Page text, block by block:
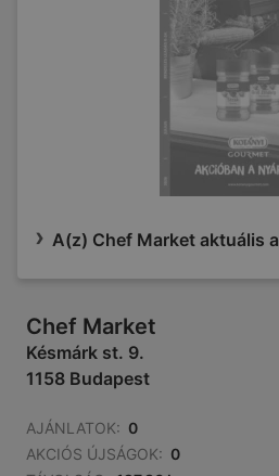
A(z) Chef Market aktuális
Chef Market
Késmárk st. 9.
1158 Budapest
AJÁNLATOK: 0
AKCIÓS ÚJSÁGOK: 0